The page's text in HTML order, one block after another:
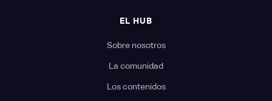
EL HUB
Sobre nosotros
La comunidad
Los contenidos